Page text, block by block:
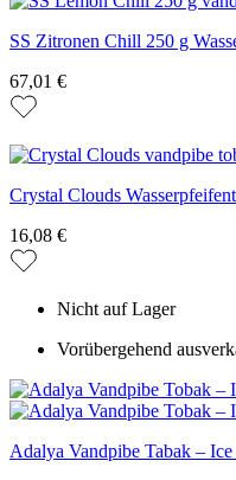
SS Zitronen Chill 250 g
67,01 €
Crystal Clouds
16,08 €
Nicht auf Lager
Vorübergehend
Adalya Vandpibe Tabak –